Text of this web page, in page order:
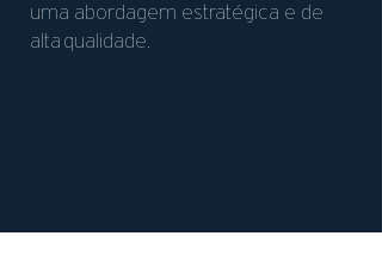
uma abordagem estratégica e de
alta qualidade.